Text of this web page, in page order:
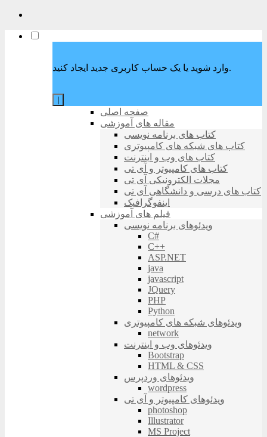
وارد شوید یا یک حساب کاربری جدید ایجاد کنید.
صفحه اصلی
مقاله های آموزشی
کتاب های برنامه نویسی
کتاب های شبکه های کامپیوتری
کتاب های وب و اینترنت
کتاب های کامپیوتر و آی تی
مجلات الکترونیکی آی تی
کتاب های درسی و دانشگاهی آی تی
اینفوگرافیک
فیلم های آموزشی
ویدئوهای برنامه نویسی
C#
C++
ASP.NET
java
javascript
JQuery
PHP
Python
ویدئوهای شبکه های کامپیوتری
network
ویدئوهای وب و اینترنت
Bootstrap
HTML & CSS
ویدئوهای وردپرس
wordpress
ویدئوهای کامپیوتر و آی تی
photoshop
Illustrator
MS Project